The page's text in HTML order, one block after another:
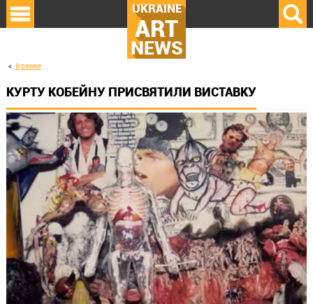
UKRAINE
ART
NEWS
В рамке
КУРТУ КОБЕЙНУ ПРИСВЯТИЛИ ВИСТАВКУ